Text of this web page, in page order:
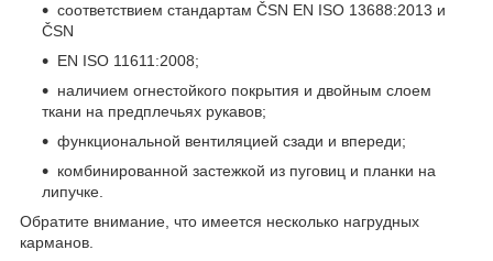
соответствием стандартам ČSN EN ISO 13688:2013 и
ČSN
EN ISO 11611:2008;
наличием огнестойкого покрытия и двойным слоем
ткани на предплечьях рукавов;
функциональной вентиляцией сзади и впереди;
комбинированной застежкой из пуговиц и планки на
липучке.
Обратите внимание, что имеется несколько нагрудных
карманов.